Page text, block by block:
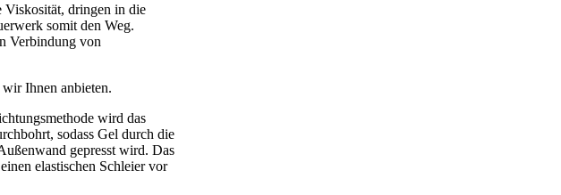
Viskosität, dringen in die
somit den Weg.
Verbindung von
Ihnen anbieten.
wird das
sodass Gel durch die
gepresst wird. Das
elastischen Schleier vor